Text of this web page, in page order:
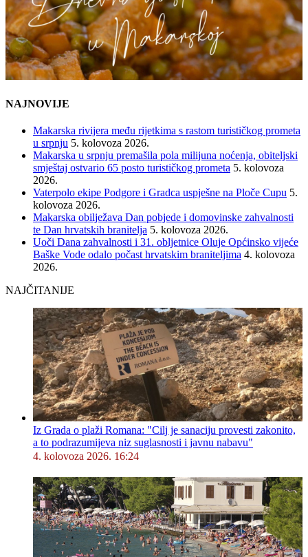
NAJNOVIJE
Makarska rivijera među rijetkima s rastom turističkog prometa
u srpnju 5. kolovoza 2026.
Makarska u srpnju premašila pola milijuna noćenja, obiteljski
smještaj ostvario 65 posto turističkog prometa 5. kolovoza
2026.
Vaterpolo ekipe Podgore i Gradca uspješne na Ploče Cupu 5.
kolovoza 2026.
Makarska obilježava Dan pobjede i domovinske zahvalnosti
te Dan hrvatskih branitelja 5. kolovoza 2026.
Uoči Dana zahvalnosti i 31. obljetnice Oluje Općinsko vijeće
Baške Vode odalo počast hrvatskim braniteljima 4. kolovoza
2026.
NAJČITANIJE
Iz Grada o plaži Romana: "Cilj je sanaciju provesti zakonito,
a to podrazumijeva niz suglasnosti i javnu nabavu"
4. kolovoza 2026. 16:24